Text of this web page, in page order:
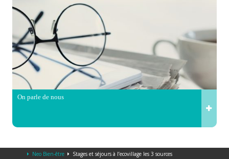
On parle de nous
Neo Bien-être Stages et séjours à l’ecovillage les 3 sources